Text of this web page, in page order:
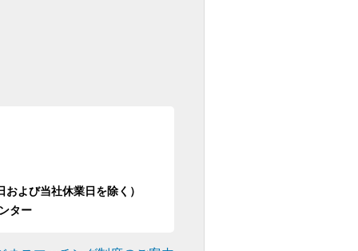
よび当社休業日を除く）
ター